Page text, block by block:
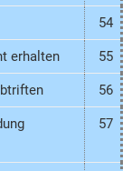
54
erhalten 55
56
57